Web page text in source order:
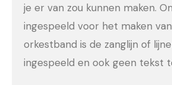
je er van zou kunnen maken.
ingespeeld voor het maken
orkestband is de zanglijn of
ingespeeld en ook geen tekst